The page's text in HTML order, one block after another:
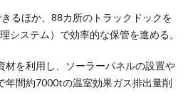
るほか、88カ所のトラックドックを
システム）で効率的な保管を進める。
材を利用し、ソーラーパネルの設置や
年間約7000tの温室効果ガス排出量削